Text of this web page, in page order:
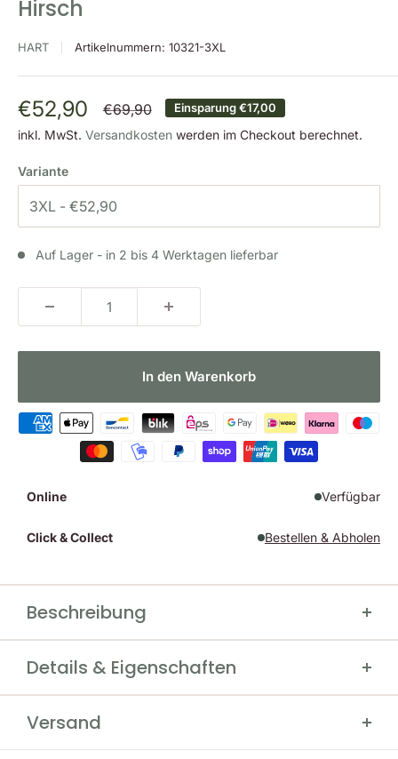
Hirsch
HART Artikelnummern: 10321-3XL
Sonderpreis
€52,90 Normalpreis
€69,90 Einsparung€17,00
inkl. MwSt. Versandkosten werden im Checkout berechnet.
Variante
Auf Lager - in 2 bis 4 Werktagen lieferbar
In den Warenkorb
Online Verfügbar
Click & Collect Bestellen & Abholen
Beschreibung
Hart Herren Pullover BRANDED-H
Deer - Gemütlicher und
geräuscharmer Begleiter für Sport
Details & Eigenschaften
Hersteller Hart
Farbe Grün
Größe M, L, XL, 2XL, 3XL
Versand
Kostenfreier Versand ab 200 € Bestellwert